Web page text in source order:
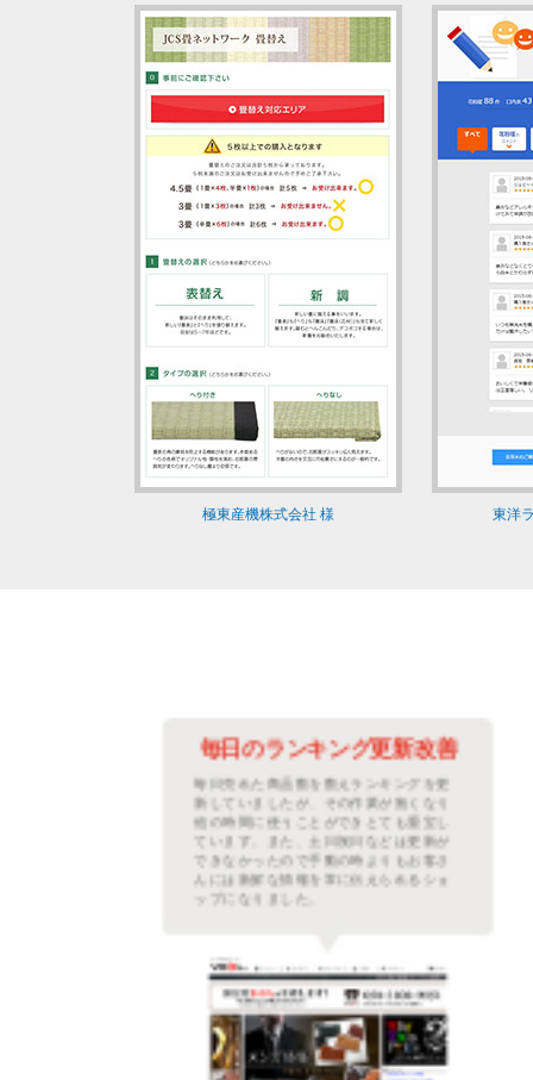
極東産機株式会社 様 東洋
毎日のランキング更新改善
毎日売れた商品数を数えランキングを更
新していましたが、その作業が無くなり
他の時間に使うことができとても重宝し
ています。また、土日祝日などは更新が
できなかったので手動の時よりもお客さ
んには新鮮な情報を常に伝えられるショ
ップになりました。